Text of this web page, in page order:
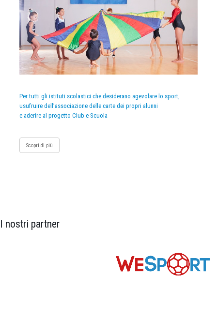
Per tutti gli istituti scolastici che desiderano agevolare lo sport,
usufruire dell’associazione delle carte dei propri alunni
e aderire al progetto Club e Scuola
Scopri di più
I nostri partner